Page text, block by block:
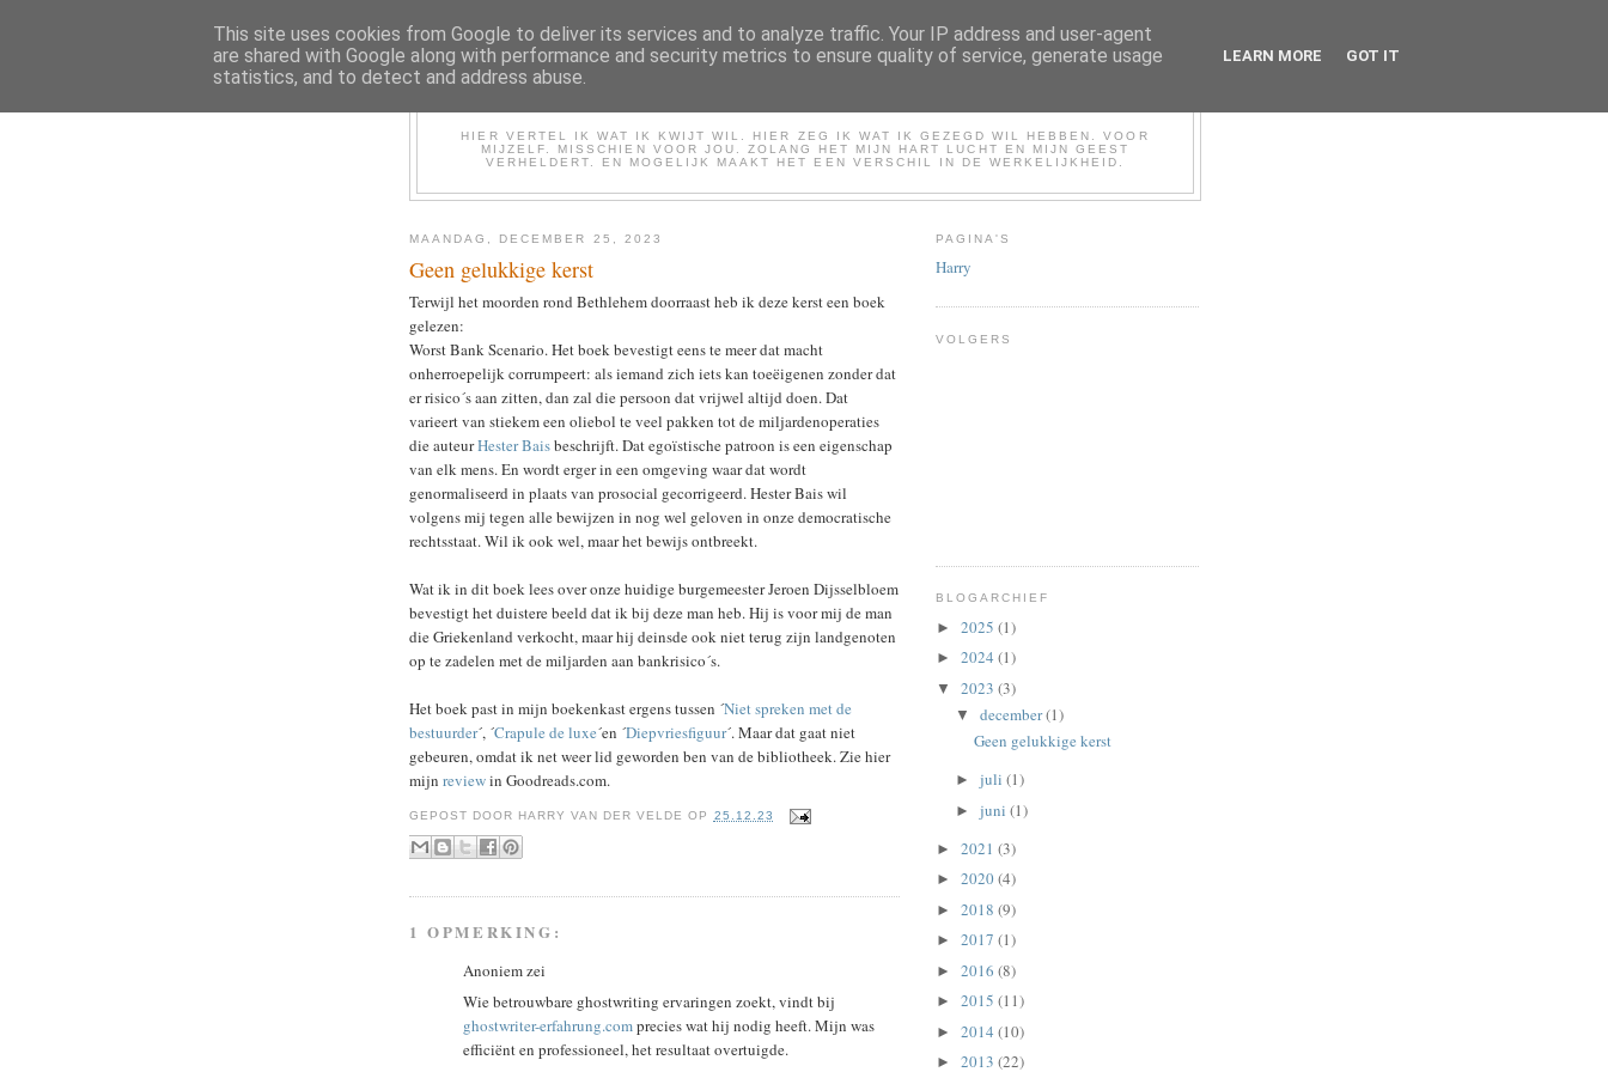
HIER VERTEL IK WAT IK KWIJT WIL. HIER ZEG IK WAT IK GEZEGD WIL HEBBEN. VOOR
MIJZELF. MISSCHIEN VOOR JOU. ZOLANG HET MIJN HART LUCHT EN MIJN GEEST
VERHELDERT. EN MOGELIJK MAAKT HET EEN VERSCHIL IN DE WERKELIJKHEID.
MAANDAG, DECEMBER 25, 2023
Geen gelukkige kerst
Terwijl het moorden rond Bethlehem doorraast heb ik deze kerst een boek
gelezen:
Worst Bank Scenario. Het boek bevestigt eens te meer dat macht
onherroepelijk corrumpeert: als iemand zich iets kan toeëigenen zonder dat
er risico´s aan zitten, dan zal die persoon dat vrijwel altijd doen. Dat
varieert van stiekem een oliebol te veel pakken tot de miljardenoperaties
die auteurHester Baisbeschrijft. Dat egoïstische patroon is een eigenschap
van elk mens. En wordt erger in een omgeving waar dat wordt
genormaliseerd in plaats van prosocial gecorrigeerd. Hester Bais wil
volgens mij tegen alle bewijzen in nog wel geloven in onze democratische
rechtsstaat. Wil ik ook wel, maar het bewijs ontbreekt.
Wat ik in dit boek lees over onze huidige burgemeester Jeroen Dijsselbloem
bevestigt het duistere beeld dat ik bij deze man heb. Hij is voor mij de man
die Griekenland verkocht, maar hij deinsde ook niet terug zijn landgenoten
op te zadelen met de miljarden aan bankrisico´s.
Het boek past in mijn boekenkast ergens tussen ´Niet spreken met de
bestuurder´, ´Crapule de luxe´en ´Diepvriesfiguur´. Maar dat gaat niet
gebeuren, omdat ik net weer lid geworden ben van de bibliotheek. Zie hier
mijn reviewin Goodreads.com.
GEPOST DOOR HARRY VAN DER VELDE OP 25.12.23
1 OPMERKING:
Anoniem zei
Wie betrouwbare ghostwriting ervaringen zoekt, vindt bij
ghostwriter-erfahrung.comprecies wat hij nodig heeft. Mijn was
efficiënt en professioneel, het resultaat overtuigde.
PAGINA'S
Harry
VOLGERS
BLOGARCHIEF
► 2025 (1)
► 2024 (1)
▼ 2023 (3)
▼ december(1)
Geen gelukkige kerst
► juli (1)
► juni (1)
► 2021 (3)
► 2020(4)
► 2018 (9)
► 2017 (1)
► 2016 (8)
► 2015 (11)
► 2014 (10)
► 2013 (22)
This site uses cookies from Google to deliver its services and to analyze traffic. Your IP address and user-agent
are shared with Google along with performance and security metrics to ensure quality of service, generate usage
statistics, and to detect and address abuse.
LEARN MORE GOT IT